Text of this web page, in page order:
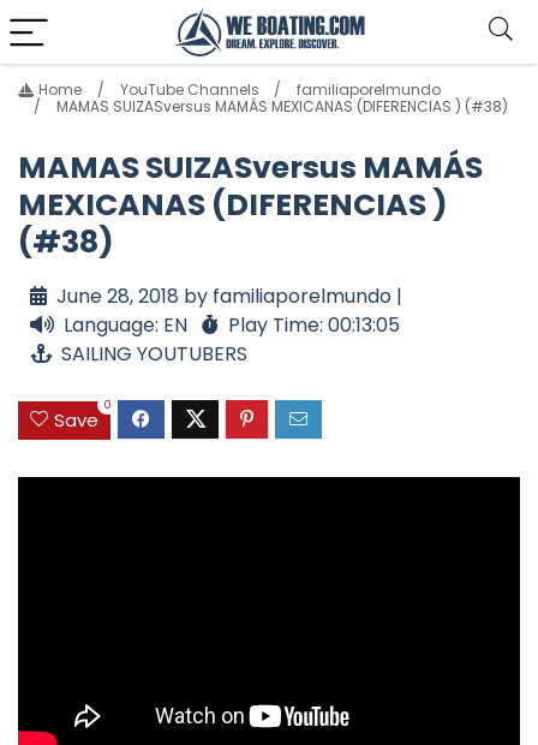
Home YouTube Channels
familiaporelmundo
MAMAS SUIZASversus MAMÁS MEXICANAS (DIFERENCIAS ) (#38)
MAMAS SUIZASversus MAMÁS
MEXICANAS (DIFERENCIAS )
(#38)
June 28, 2018 by familiaporelmundo |
Language: EN
Play Time: 00:13:05
SAILING YOUTUBERS
Save
0